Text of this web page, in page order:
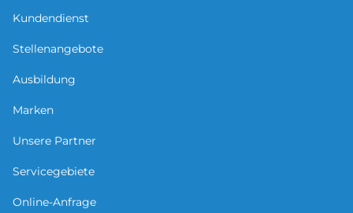
Kundendienst
Stellenangebote
Ausbildung
Marken
Unsere Partner
Servicegebiete
Online-Anfrage